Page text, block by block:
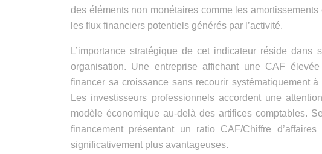
des éléments non monétaires comme les
les flux financiers potentiels générés par l’activité.
L’importance stratégique de cet indicateur réside dans
organisation. Une entreprise affichant une CAF
financer sa croissance sans recourir systématiquement
Les investisseurs professionnels accordent une
modèle économique au-delà des artifices comptables.
financement présentant un ratio CAF/Chiffre
significativement plus avantageuses.